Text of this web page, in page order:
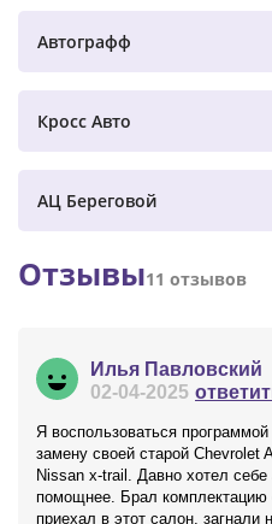
Автографф
Кросс Авто
АЦ Береговой
Отзывы11 отзывов
Илья Павловский
02-04-2025
Я воспользоваться
замену своей старой Chevrolet
Nissan x-trail. Давно хотел
помощнее. Брал комплектацию
приехал в этот салон, загнали